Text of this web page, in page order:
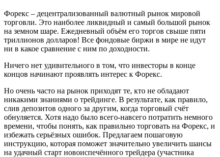
Форекс – децентрализованный валютный рынок мировой
торговли. Это наиболее ликвидный и самый большой рынок
на земном шаре. Ежедневный объём его торгов свыше пяти
триллионов долларов! Все фондовые биржи в мире не идут
ни в какое сравнение с ним по доходности.
Ничего нет удивительного в том, что инвесторы в конце
концов начинают проявлять интерес к Форекс.
Но очень часто на рынок приходят те, кто не обладают
никакими знаниями о трейдинге. В результате, как правило,
слив депозитов одного за другим, когда торговый счёт
обнуляется. Хотя надо было всего-навсего потратить немного
времени, чтобы понять, как правильно торговать на Форекс, и
избежать серьёзных ошибок. Предлагаем пошаговую
инструкцию, которая поможет значительно увеличить шансы
на удачный старт новоиспечённого трейдера (участника